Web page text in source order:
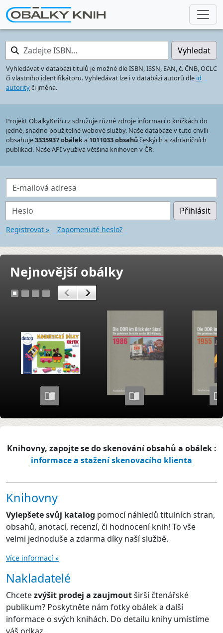
Zadejte ISBN… Vyhledat
Vyhledávat v databázi titulů je možné dle ISBN, ISSN, EAN, č. ČNB, OCLC
či vlastního identifikátoru. Vyhledávat lze i v databázi autorů dle id
autorityči jména.
Projekt ObalkyKnih.cz sdružuje různé zdroje informací o knížkách do
jedné, snadno použitelné webové služby. Naše databáze v tuto chvíli
obsahuje3335937 obáleka 1011033 obsahůčeských a zahraničních
publikací. Naše API využívá většina knihoven v ČR.
E-mailová adresa
Heslo Přihlásit
Registrovat » Zapomenuté heslo?
Nejnovější obálky
1 2 3 4 < >
Knihovny, zapojte se do skenování obsahů a obálek :
informace a stažení skenovacího klienta
Knihovny
Vylepšete svůj katalog pomocí náhledů titulních stran,
obsahů, anotací, recenzí, či hodnocení knih! To vše
velmi jednoduše a zdarma díky naší službě.
Více informací »
Nakladatelé
Chcetezvýšit prodej a zaujmoutširší čtenářské
publikum? Poskytněte nám fotky obálek a další
informace o svých knihách. Do detailu knihy umístíme